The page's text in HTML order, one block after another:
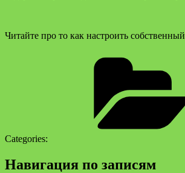
Читайте про то как настроить собственный
Categories:
Навигация по записям